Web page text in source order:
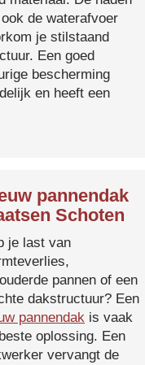
de waterafvoer
je stilstaand
Een goed
bescherming
en heeft een
pannendak
Schoten
je last van
pannen of een
dakstructuur? Een
pannendak is vaak
oplossing. Een
vervangt de